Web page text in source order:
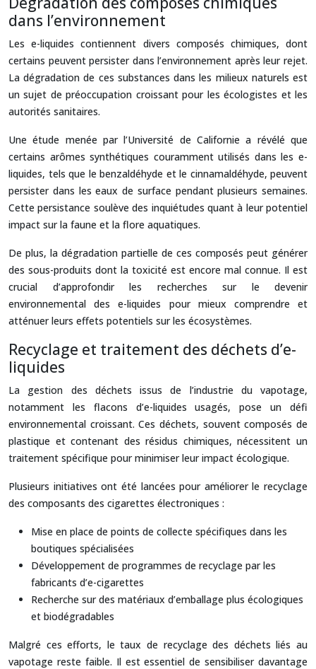
dans l’environnement
Les e-liquides contiennent divers composés chimiques, dont
certains peuvent persister dans l’environnement après leur rejet.
La dégradation de ces substances dans les milieux naturels est
un sujet de préoccupation croissant pour les écologistes et les
autorités sanitaires.
Une étude menée par l’Université de Californie a révélé que
certains arômes synthétiques couramment utilisés dans les e-
liquides, tels que le benzaldéhyde et le cinnamaldéhyde, peuvent
persister dans les eaux de surface pendant plusieurs semaines.
Cette persistance soulève des inquiétudes quant à leur potentiel
impact sur la faune et la flore aquatiques.
De plus, la dégradation partielle de ces composés peut générer
des sous-produits dont la toxicité est encore mal connue. Il est
crucial d’approfondir les recherches sur le devenir
environnemental des e-liquides pour mieux comprendre et
atténuer leurs effets potentiels sur les écosystèmes.
Recyclage et traitement des déchets d’e-
liquides
La gestion des déchets issus de l’industrie du vapotage,
notamment les flacons d’e-liquides usagés, pose un défi
environnemental croissant. Ces déchets, souvent composés de
plastique et contenant des résidus chimiques, nécessitent un
traitement spécifique pour minimiser leur impact écologique.
Plusieurs initiatives ont été lancées pour améliorer le recyclage
des composants des cigarettes électroniques :
Mise en place de points de collecte spécifiques dans les
boutiques spécialisées
Développement de programmes de recyclage par les
fabricants d’e-cigarettes
Recherche sur des matériaux d’emballage plus écologiques
et biodégradables
Malgré ces efforts, le taux de recyclage des déchets liés au
vapotage reste faible. Il est essentiel de sensibiliser davantage